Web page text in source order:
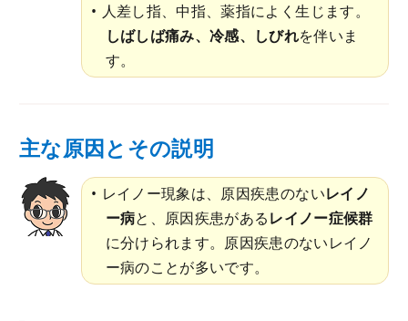
人差し指、中指、薬指によく生じます。
しばしば痛み、冷感、しびれを伴いま
す。
主な原因とその説明
レイノー現象は、原因疾患のないレイノ
ー病と、原因疾患があるレイノー症候群
に分けられます。原因疾患のないレイノ
ー病のことが多いです。